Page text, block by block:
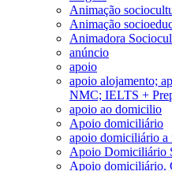
Animação
Animação
Animadora
anúncio
apoio
apoio alojamento;
NMC; IELTS +
apoio ao domicilio
Apoio domiciliário
apoio domiciliário a
Apoio Domiciliário
Apoio domiciliário.